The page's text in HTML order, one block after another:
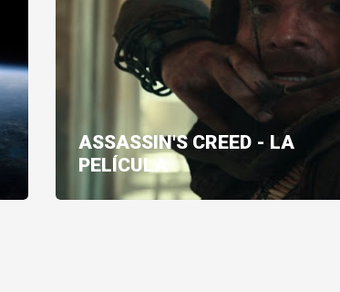
ASSASSIN'S CREED - LA
PELÍCULA